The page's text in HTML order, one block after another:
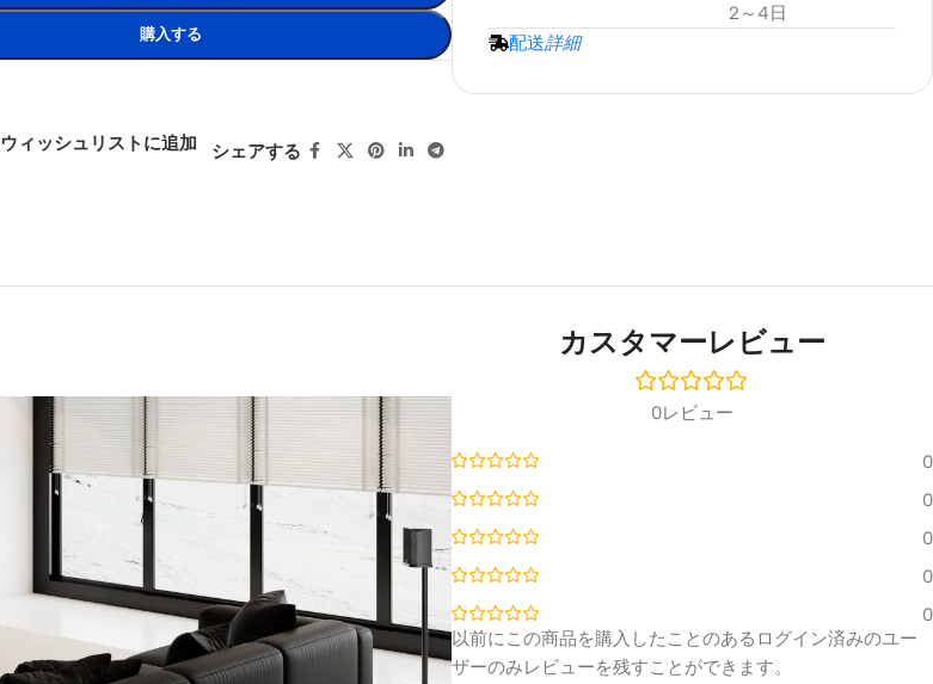
購入する
ウィッシュリストに追加 シェアする
2～4日
配送詳細
カスタマーレビュー
0レビュー
0
0
0
0
0
以前にこの商品を購入したことのあるログイン済みのユー
ザーのみレビューを残すことができます。